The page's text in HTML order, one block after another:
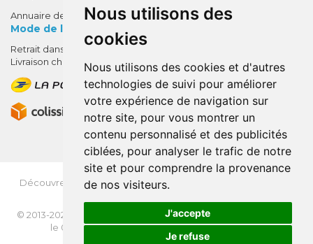
Nous utilisons des
cookies
Nous utilisons des cookies et d'autres
technologies de suivi pour améliorer
votre expérience de navigation sur
notre site, pour vous montrer un
contenu personnalisé et des publicités
ciblées, pour analyser le trafic de notre
site et pour comprendre la provenance
de nos visiteurs.
J'accepte
Je refuse
Annuaire des pharmacies
Mode de livraison
Retrait dans la pharmacie
Livraison chez vous
Découvrez OrdoFlash.fr (MonOrdo.fr)
© 2013-2026
- Tous droits réservés - Page mise à jour
le 03/08/2026 -Apotekisto, pharmacie en ligne
VOTRE REMISE
SUR VOTRE 1ÈRE COMMANDE*
AVEC LE CODE
BIENVENUE10
* sans minimum d'achat , hors
médicaments et produits en offre,
utilisez le code au moment de la
validation du panier afin que la